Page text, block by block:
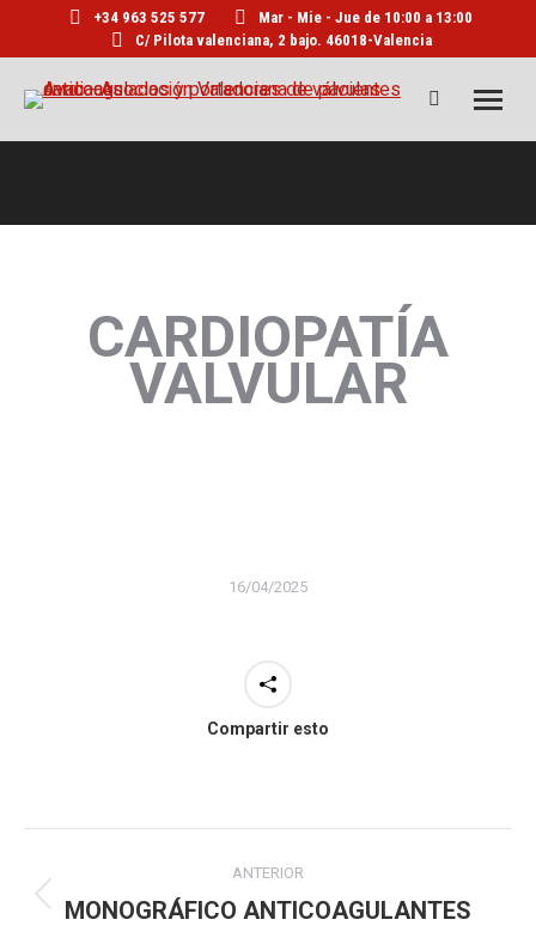
+34 963 525 577
Mar - Mie - Jue de 10:00 a 13:00
C/ Pilota valenciana, 2 bajo. 46018-Valencia
Buscar:
CARDIOPATÍA
VALVULAR
16/04/2025
Compartir esto
entre
ANTERIOR
Publicación
MONOGRÁFICO ANTICOAGULANTES